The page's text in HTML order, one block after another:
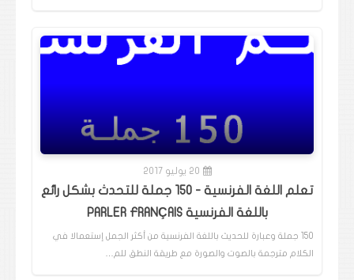
20 يوليو 2017
تعلم اللغة الفرنسية - 150 جملة للتحدث بشكل رائع
باللغة الفرنسية PARLER FRANÇAIS
150 جملة وعبارة للحديث باللغة الفرنسية من أكثر الجمل إستعمالا في
الكلام مترجمة بالصوت والصورة مع طريقة النطق للم…